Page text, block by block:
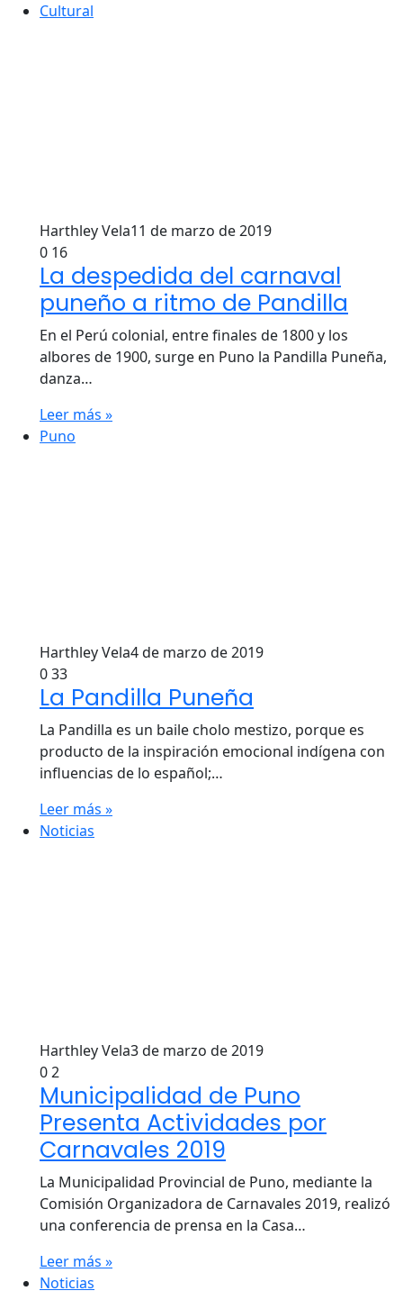
Cultural
Harthley Vela11 de marzo de 2019
0 16
La despedida del carnaval
puneño a ritmo de Pandilla
En el Perú colonial, entre finales de 1800 y los
albores de 1900, surge en Puno la Pandilla Puneña,
danza…
Leer más »
Puno
Harthley Vela4 de marzo de 2019
033
La Pandilla Puneña
La Pandilla es un baile cholo mestizo, porque es
producto de la inspiración emocional indígena con
influencias de lo español;…
Leer más »
Noticias
Harthley Vela3 de marzo de 2019
02
Municipalidad de Puno
Presenta Actividades por
Carnavales 2019
La Municipalidad Provincial de Puno, mediante la
Comisión Organizadora de Carnavales 2019, realizó
una conferencia de prensa en la Casa…
Leer más »
Noticias